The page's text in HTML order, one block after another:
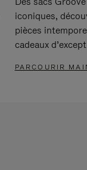
iconiques,
pièces
cadeaux
PARCOURIR